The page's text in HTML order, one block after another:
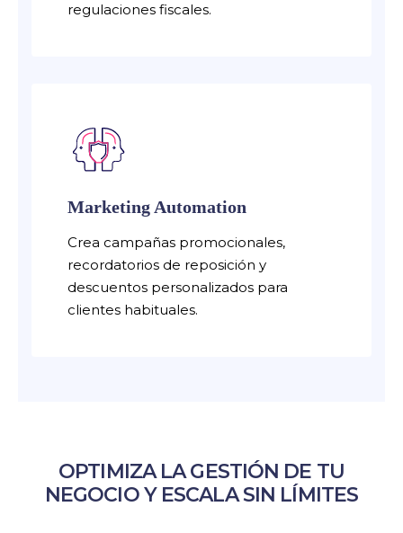
regulaciones fiscales.
Marketing Automation
Crea campañas promocionales,
recordatorios de reposición y
descuentos personalizados para
clientes habituales.
OPTIMIZA LA GESTIÓN DE TU
NEGOCIO Y ESCALA SIN LÍMITES